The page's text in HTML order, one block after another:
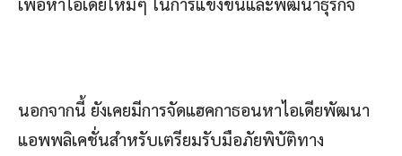
นอกจากนี้ ยังเคยมีการจัดแฮคกาธอนหาไอเดียพัฒนา
แอพพลิเคชั่นสำหรับเตรียมรับมือภัยพิบัติทาง